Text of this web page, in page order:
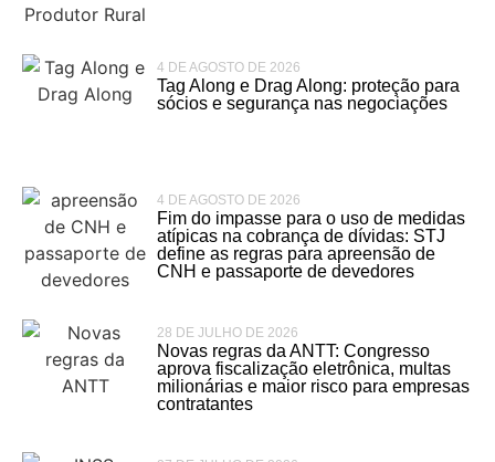
4 DE AGOSTO DE 2026
Tag Along e Drag Along: proteção para
sócios e segurança nas negociações
4 DE AGOSTO DE 2026
Fim do impasse para o uso de medidas
atípicas na cobrança de dívidas: STJ
define as regras para apreensão de
CNH e passaporte de devedores
28 DE JULHO DE 2026
Novas regras da ANTT: Congresso
aprova fiscalização eletrônica, multas
milionárias e maior risco para empresas
contratantes